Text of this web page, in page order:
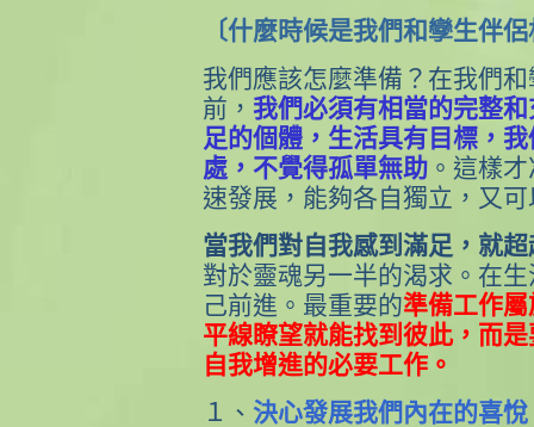
〔什麼時候是我們和孿生伴
我們應該怎麼準備？在我們
前， 我們必須有相當的完整
足的個體，生活具有目標，
處，不覺得孤單無助 。這樣
速發展，能夠各自獨立，又
當我們對自我感到滿足，就
對於靈魂另一半的渴求。在
己前進。最重要的準備工作
平線瞭望就能找到彼此，而
自我增進的必要工作。
１、 決心發展我們內在的喜悅